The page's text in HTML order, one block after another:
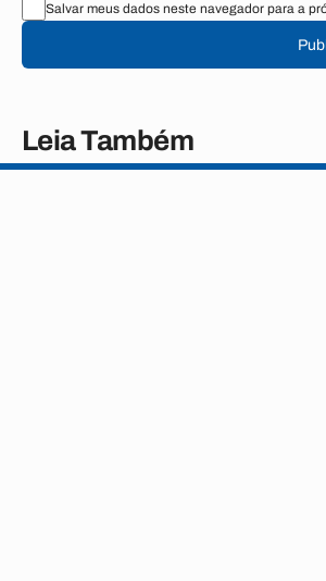
Salvar meus dados neste navegador para a
Leia Também